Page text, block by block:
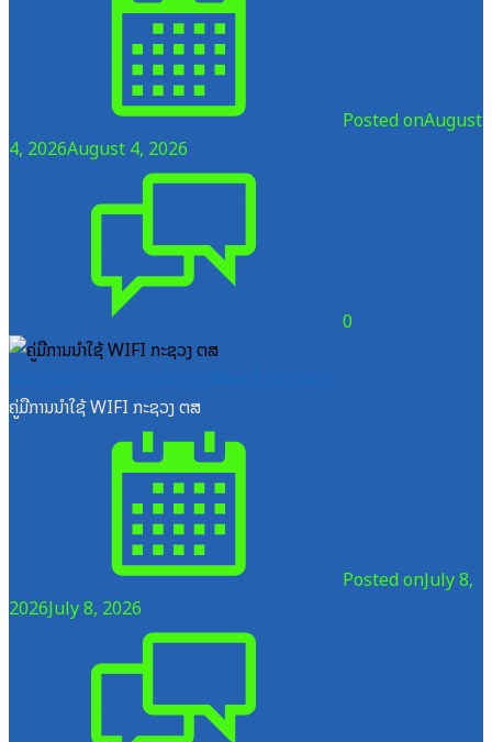
Posted onAugust
4, 2026August 4, 2026
0
ຄູ່ມືການນຳໃຊ້ WIFI ກະຊວງ ຕສ
Posted onJuly 8,
2026July 8, 2026